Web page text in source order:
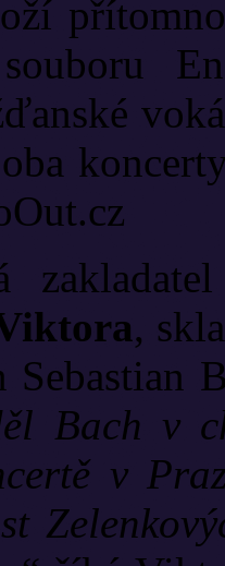
,
Sebastian
Bach v
v